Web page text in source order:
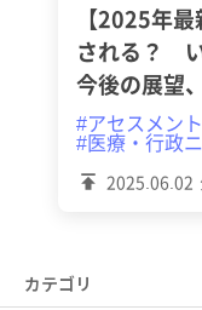
2025.06.02
【2025年
される？
今後の展望
#アセスメン
#医療・行政
カテゴリ